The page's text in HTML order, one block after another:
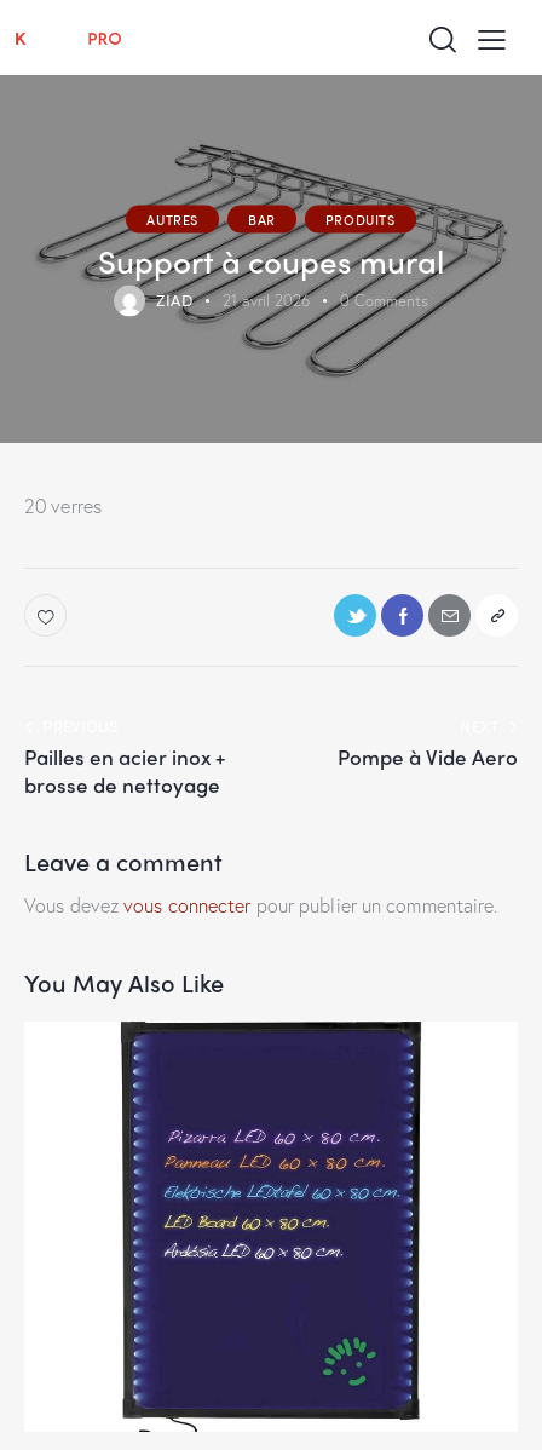
AUTRES BAR PRODUITS
Support à coupes mural
ZIAD 21 avril 2026 0 Comments
20 verres
Pailles en acier inox +
brosse de nettoyage
Pompe à Vide Aero
Leave a comment
Vous devezvous connecter pour publier un commentaire.
You May Also Like